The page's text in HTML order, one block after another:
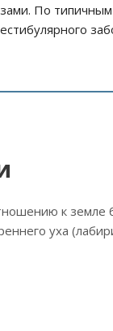
По
к земле
уха